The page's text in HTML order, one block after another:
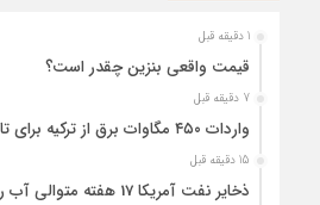
1 دقیقه قبل
قیمت واقعی بنزین چقدر است؟
7 دقیقه قبل
واردات ۴۵۰ مگاوات برق از ترکیه برای تامین نیاز پتروشیمی‌ها
15 دقیقه قبل
ذخایر نفت آمریکا 17 هفته متوالی آب رفت